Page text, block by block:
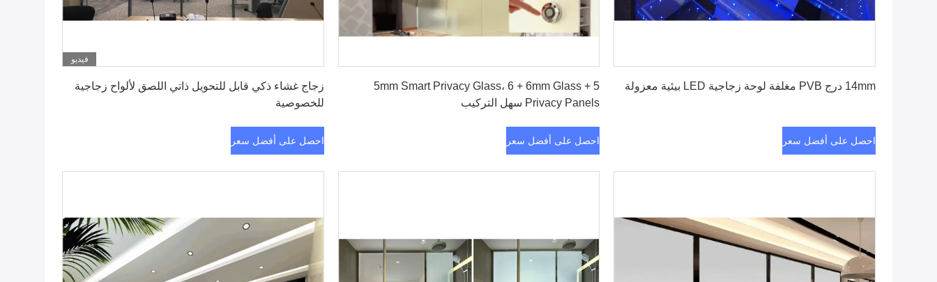
14mm درج PVB مغلفة لوحة زجاجية LED بيئية معزولة
احصل على أفضل سعر
5 + 5mm Smart Privacy Glass، 6 + 6mm Glass
Privacy Panels سهل التركيب
احصل على أفضل سعر
فيديو
زجاج غشاء ذكي قابل للتحويل ذاتي اللصق لألواح زجاجية
للخصوصية
احصل على أفضل سعر